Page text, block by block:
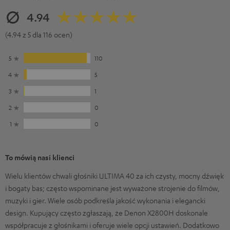
4.94
(4.94 z 5 dla 116 ocen)
5
110
4
5
3
1
2
0
1
0
To mówią nasi klienci
Wielu klientów chwali głośniki ULTIMA 40 za ich czysty, mocny dźwięk
i bogaty bas; często wspominane jest wyważone strojenie do filmów,
muzyki i gier. Wiele osób podkreśla jakość wykonania i elegancki
design. Kupujący często zgłaszają, że Denon X2800H doskonale
współpracuje z głośnikami i oferuje wiele opcji ustawień. Dodatkowo